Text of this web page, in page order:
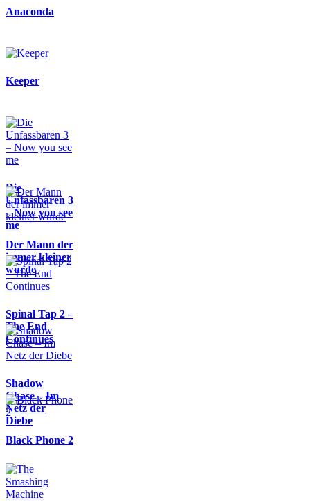
Anaconda
Keeper
Die
Unfassbaren 3
– Now you see
me
Der Mann der
immer kleiner
wurde
Spinal Tap 2 –
The End
Continues
Shadow
Chase – Im
Netz der
Diebe
Black Phone 2